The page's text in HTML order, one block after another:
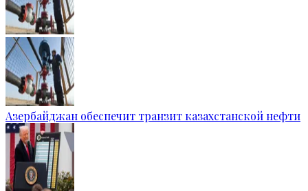
Азербайджан обеспечит транзит казахстанской нефти